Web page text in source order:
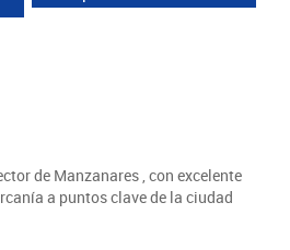
de Manzanares , con excelente
a puntos clave de la ciudad